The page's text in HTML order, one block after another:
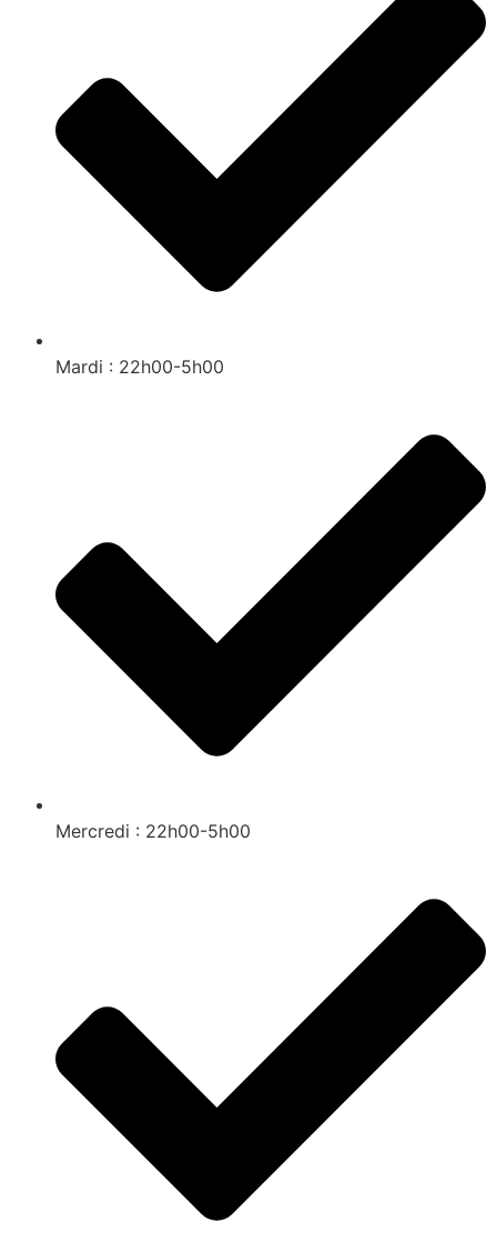
Mardi : 22h00-5h00
Mercredi : 22h00-5h00